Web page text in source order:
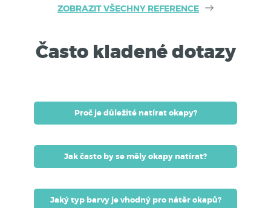
ZOBRAZIT VŠECHNY REFERENCE
Často kladené dotazy
Proč je důležité natírat okapy?
Jak často by se měly okapy natírat?
Jaký typ barvy je vhodný pro nátěr okapů?